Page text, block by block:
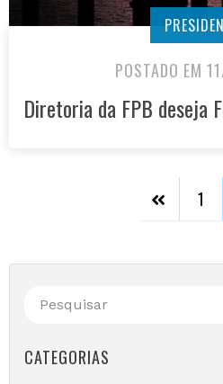
POSTADO EM
Diretoria da FPB deseja
1
CATEGORIAS